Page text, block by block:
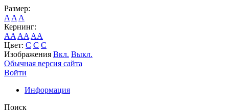
Размер:
A A A
Кернинг:
AA AA AA
Цвет: C C C
Изображения Вкл. Выкл.
Обычная версия сайта
Войти
Информация
Поиск